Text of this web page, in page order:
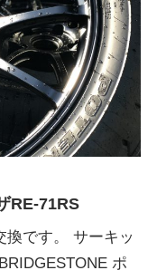
ン
グ
ブ
グ
RE-71RS
換です。 サーキッ
ポ